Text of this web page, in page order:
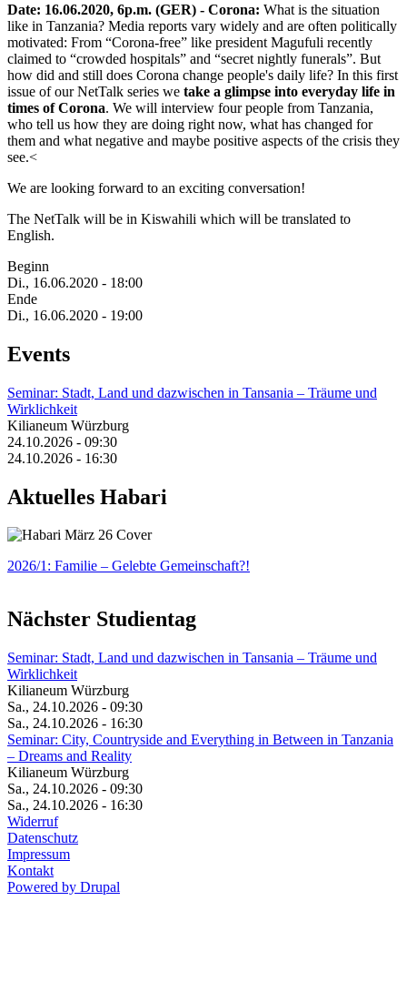
Date: 16.06.2020, 6p.m. (GER) - Corona: What is the situation
like in Tanzania? Media reports vary widely and are often politically
motivated: From “Corona-free” like president Magufuli recently
claimed to “crowded hospitals” and “secret nightly funerals”. But
how did and still does Corona change people's daily life? In this first
issue of our NetTalk series we take a glimpse into everyday life in
times of Corona. We will interview four people from Tanzania,
who tell us how they are doing right now, what has changed for
them and what negative and maybe positive aspects of the crisis they
see.<
We are looking forward to an exciting conversation!
The NetTalk will be in Kiswahili which will be translated to
English.
Beginn
Di., 16.06.2020 - 18:00
Ende
Di., 16.06.2020 - 19:00
Events
Seminar: Stadt, Land und dazwischen in Tansania – Träume und
Wirklichkeit
Kilianeum Würzburg
24.10.2026 - 09:30
24.10.2026 - 16:30
Aktuelles Habari
2026/1: Familie – Gelebte Gemeinschaft?!
Nächster Studientag
Seminar: Stadt, Land und dazwischen in Tansania – Träume und
Wirklichkeit
Kilianeum Würzburg
Sa., 24.10.2026 - 09:30
Sa., 24.10.2026 - 16:30
Seminar: City, Countryside and Everything in Between in Tanzania
– Dreams and Reality
Kilianeum Würzburg
Sa., 24.10.2026 - 09:30
Sa., 24.10.2026 - 16:30
Widerruf
Datenschutz
Impressum
Kontakt
Powered by Drupal